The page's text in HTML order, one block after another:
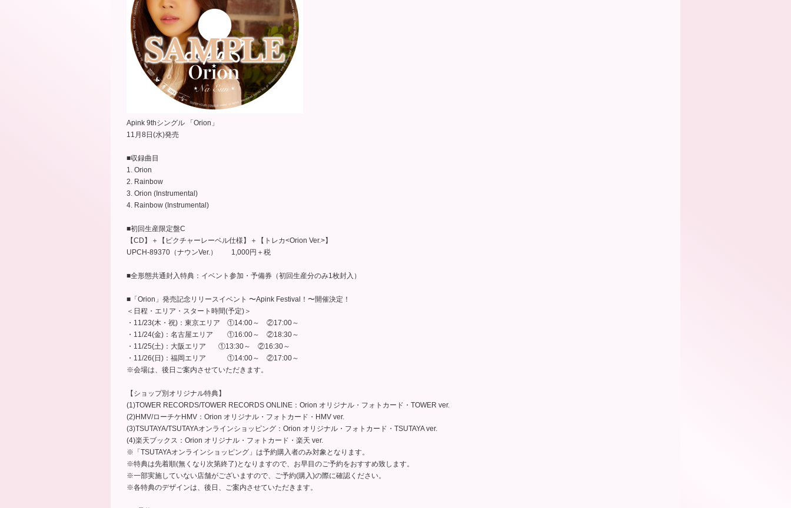
Apink 9thシングル 「Orion」
11月8日(水)発売
■収録曲目
1. Orion
2. Rainbow
3. Orion (Instrumental)
4. Rainbow (Instrumental)
■初回生産限定盤C
【CD】＋【ピクチャーレーベル仕様】＋【トレカ<Orion Ver.>】
UPCH-89370（ナウンVer.） 1,000円＋税
■全形態共通封入特典：イベント参加・予備券（初回生産分のみ1枚封入）
■「Orion」発売記念リリースイベント 〜Apink Festival！〜開催決定！
＜日程・エリア・スタート時間(予定)＞
・11/23(木・祝)：東京エリア ①14:00～ ②17:00～
・11/24(金)：名古屋エリア ①16:00～ ②18:30～
・11/25(土)：大阪エリア ①13:30～ ②16:30～
・11/26(日)：福岡エリア ①14:00～ ②17:00～
※会場は、後日ご案内させていただきます。
【ショップ別オリジナル特典】
(1)TOWER RECORDS/TOWER RECORDS ONLINE：Orion オリジナル・フォトカード・TOWER ver.
(2)HMV/ローチケHMV：Orion オリジナル・フォトカード・HMV ver.
(3)TSUTAYA/TSUTAYAオンラインショッピング：Orion オリジナル・フォトカード・TSUTAYA ver.
(4)楽天ブックス：Orion オリジナル・フォトカード・楽天 ver.
※「TSUTAYAオンラインショッピング」は予約購入者のみ対象となります。
※特典は先着順(無くなり次第終了)となりますので、お早目のご予約をおすすめ致します。
※一部実施していない店舗がございますので、ご予約(購入)の際に確認ください。
※各特典のデザインは、後日、ご案内させていただきます。